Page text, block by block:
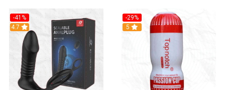
-41%
Hot
4.7
-29%
5